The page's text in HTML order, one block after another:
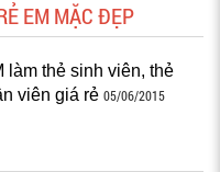
EM MẶC ĐẸP
làm thẻ sinh viên, thẻ
viên giá rẻ 05/06/2015